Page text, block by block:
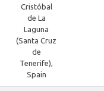
Cristóbal
de La
Laguna
(Santa Cruz
de
Tenerife),
Spain